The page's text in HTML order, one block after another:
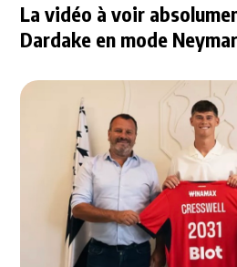
La vidéo à voir
Dardake en mode